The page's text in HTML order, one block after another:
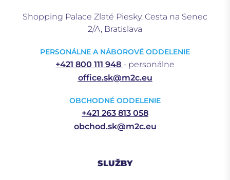
Shopping Palace Zlaté Piesky, Cesta na Senec
2/A, Bratislava
PERSONÁLNE A NÁBOROVÉ ODDELENIE
+421 800 111 948 - personálne
office.sk@m2c.eu
OBCHODNÉ ODDELENIE
+421 263 813 058
obchod.sk@m2c.eu
SLUŽBY